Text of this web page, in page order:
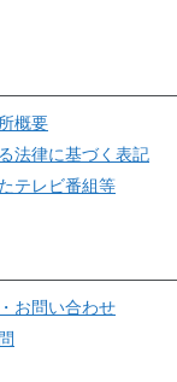
概要
法律に基づく表記
テレビ番組等
お問い合わせ